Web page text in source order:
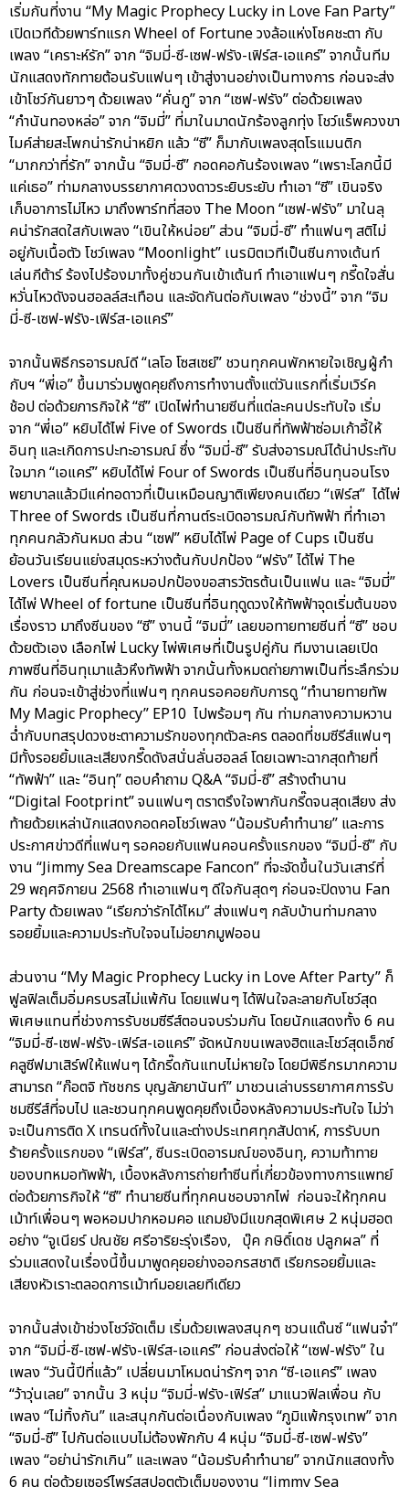
เริ่มกันที่งาน “My Magic Prophecy Lucky in Love Fan Party”
เปิดเวทีด้วยพาร์ทแรก Wheel of Fortune วงล้อแห่งโชคชะตา กับ
เพลง “เคราะห์รัก” จาก “จิมมี่-ซี-เซฟ-ฟรัง-เฟิร์ส-เอแคร์” จากนั้นทีม
นักแสดงทักทายต้อนรับแฟนๆ เข้าสู่งานอย่างเป็นทางการ ก่อนจะส่ง
เข้าโชว์กันยาวๆ ด้วยเพลง “คั่นกู” จาก “เซฟ-ฟรัง” ต่อด้วยเพลง
“กำนันทองหล่อ” จาก “จิมมี่” ที่มาในมาดนักร้องลูกทุ่ง โชว์แร็พควงขา
ไมค์ส่ายสะโพกน่ารักน่าหยิก แล้ว “ซี” ก็มากับเพลงสุดโรแมนติก
“มากกว่าที่รัก” จากนั้น “จิมมี่-ซี” กอดคอกันร้องเพลง “เพราะโลกนี้มี
แค่เธอ” ท่ามกลางบรรยากาศดวงดาวระยิบระยับ ทำเอา “ซี” เขินจริง
เก็บอาการไม่ไหว มาถึงพาร์ทที่สอง The Moon “เซฟ-ฟรัง” มาในลุ
คน่ารักสดใสกับเพลง “เขินให้หน่อย” ส่วน “จิมมี่-ซี” ทำแฟนๆ สติไม่
อยู่กับเนื้อตัว โชว์เพลง “Moonlight” เนรมิตเวทีเป็นซีนกางเต้นท์
เล่นกีต้าร์ ร้องไปร้องมาทั้งคู่ชวนกันเข้าเต้นท์ ทำเอาแฟนๆ กรี๊ดใจสั่น
หวั่นไหวดังจนฮอลล์สะเทือน และจัดกันต่อกับเพลง “ช่วงนี้” จาก “จิม
มี่-ซี-เซฟ-ฟรัง-เฟิร์ส-เอแคร์”
จากนั้นพิธีกรอารมณ์ดี “เลโอ โซสเซย์” ชวนทุกคนพักหายใจเชิญผู้กำ
กับฯ “พี่เอ” ขึ้นมาร่วมพูดคุยถึงการทำงานตั้งแต่วันแรกที่เริ่มเวิร์ค
ช้อป ต่อด้วยภารกิจให้ “ซี” เปิดไพ่ทำนายซีนที่แต่ละคนประทับใจ เริ่ม
จาก “พี่เอ” หยิบได้ไพ่ Five of Swords เป็นซีนที่ทัพฟ้าซ่อมเก้าอี้ให้
อินทุ และเกิดการปะทะอารมณ์ ซึ่ง “จิมมี่-ซี” รับส่งอารมณ์ได้น่าประทับ
ใจมาก “เอแคร์” หยิบได้ไพ่ Four of Swords เป็นซีนที่อินทุนอนโรง
พยาบาลแล้วมีแค่ทอดาวที่เป็นเหมือนญาติเพียงคนเดียว “เฟิร์ส” ได้ไพ่
Three of Swords เป็นซีนที่กานต์ระเบิดอารมณ์กับทัพฟ้า ที่ทำเอา
ทุกคนกลัวกันหมด ส่วน “เซฟ” หยิบได้ไพ่ Page of Cups เป็นซีน
ย้อนวันเรียนแย่งสมุดระหว่างต้นกับปกป้อง “ฟรัง” ได้ไพ่ The
Lovers เป็นซีนที่คุณหมอปกป้องขอสารวัตรต้นเป็นแฟน และ “จิมมี่”
ได้ไพ่ Wheel of fortune เป็นซีนที่อินทุดูดวงให้ทัพฟ้าจุดเริ่มต้นของ
เรื่องราว มาถึงซีนของ “ซี” งานนี้ “จิมมี่” เลยขอทายทายซีนที่ “ซี” ชอบ
ด้วยตัวเอง เลือกไพ่ Lucky ไพ่พิเศษที่เป็นรูปคู่กัน ทีมงานเลยเปิด
ภาพซีนที่อินทุเมาแล้วหึงทัพฟ้า จากนั้นทั้งหมดถ่ายภาพเป็นที่ระลึกร่วม
กัน ก่อนจะเข้าสู่ช่วงที่แฟนๆ ทุกคนรอคอยกับการดู “ทำนายทายทัพ
My Magic Prophecy” EP10 ไปพร้อมๆ กัน ท่ามกลางความหวาน
ฉ่ำกับบทสรุปดวงชะตาความรักของทุกตัวละคร ตลอดที่ชมซีรีส์แฟนๆ
มีทั้งรอยยิ้มและเสียงกรี๊ดดังสนั่นลั่นฮอลล์ โดยเฉพาะฉากสุดท้ายที่
“ทัพฟ้า” และ “อินทุ” ตอบคำถาม Q&A “จิมมี่-ซี” สร้างตำนาน
“Digital Footprint” จนแฟนๆ ตราตรึงใจพากันกรี๊ดจนสุดเสียง ส่ง
ท้ายด้วยเหล่านักแสดงกอดคอโชว์เพลง “น้อมรับคำทำนาย” และการ
ประกาศข่าวดีที่แฟนๆ รอคอยกับแฟนคอนครั้งแรกของ “จิมมี่-ซี” กับ
งาน “Jimmy Sea Dreamscape Fancon” ที่จะจัดขึ้นในวันเสาร์ที่
29 พฤศจิกายน 2568 ทำเอาแฟนๆ ดีใจกันสุดๆ ก่อนจะปิดงาน Fan
Party ด้วยเพลง “เรียกว่ารักได้ไหม” ส่งแฟนๆ กลับบ้านท่ามกลาง
รอยยิ้มและความประทับใจจนไม่อยากมูฟออน
ส่วนงาน “My Magic Prophecy Lucky in Love After Party” ก็
ฟูลฟิลเต็มอิ่มครบรสไม่แพ้กัน โดยแฟนๆ ได้ฟินใจละลายกับโชว์สุด
พิเศษแทนที่ช่วงการรับชมซีรีส์ตอนจบร่วมกัน โดยนักแสดงทั้ง 6 คน
“จิมมี่-ซี-เซฟ-ฟรัง-เฟิร์ส-เอแคร์” จัดหนักขนเพลงฮิตและโชว์สุดเอ็กซ์
คลูซีฟมาเสิร์ฟให้แฟนๆ ได้กรี๊ดกันแทบไม่หายใจ โดยมีพิธีกรมากความ
สามารถ “ก๊อตจิ ทัชชกร บุญลัภยานันท์” มาชวนเล่าบรรยากาศการรับ
ชมซีรีส์ที่จบไป และชวนทุกคนพูดคุยถึงเบื้องหลังความประทับใจ ไม่ว่า
จะเป็นการติด X เทรนด์ทั้งในและต่างประเทศทุกสัปดาห์, การรับบท
ร้ายครั้งแรกของ “เฟิร์ส”, ซีนระเบิดอารมณ์ของอินทุ, ความท้าทาย
ของบทหมอทัพฟ้า, เบื้องหลังการถ่ายทำซีนที่เกี่ยวข้องทางการแพทย์
ต่อด้วยภารกิจให้ “ซี” ทำนายซีนที่ทุกคนชอบจากไพ่ ก่อนจะให้ทุกคน
เม้าท์เพื่อนๆ พอหอมปากหอมคอ แถมยังมีแขกสุดพิเศษ 2 หนุ่มฮอต
อย่าง “จูเนียร์ ปณชัย ศรีอาริยะรุ่งเรือง, บุ๊ค กษิดิ์เดช ปลูกผล” ที่
ร่วมแสดงในเรื่องนี้ขึ้นมาพูดคุยอย่างออกรสชาติ เรียกรอยยิ้มและ
เสียงหัวเราะตลอดการเม้าท์มอยเลยทีเดียว
จากนั้นส่งเข้าช่วงโชว์จัดเต็ม เริ่มด้วยเพลงสนุกๆ ชวนแด๊นซ์ “แฟนจ๋า”
จาก “จิมมี่-ซี-เซฟ-ฟรัง-เฟิร์ส-เอแคร์” ก่อนส่งต่อให้ “เซฟ-ฟรัง” ใน
เพลง “วันนี้ปีที่แล้ว” เปลี่ยนมาโหมดน่ารักๆ จาก “ซี-เอแคร์” เพลง
“ว้าวุ่นเลย” จากนั้น 3 หนุ่ม “จิมมี่-ฟรัง-เฟิร์ส” มาแนวฟิลเพื่อน กับ
เพลง “ไม่ทิ้งกัน” และสนุกกันต่อเนื่องกับเพลง “ภูมิแพ้กรุงเทพ” จาก
“จิมมี่-ซี” ไปกันต่อแบบไม่ต้องพักกับ 4 หนุ่ม “จิมมี่-ซี-เซฟ-ฟรัง”
เพลง “อย่าน่ารักเกิน” และเพลง “น้อมรับคำทำนาย” จากนักแสดงทั้ง
6 คน ต่อด้วยเซอร์ไพร์สสปอตตัวเต็มของงาน “Jimmy Sea